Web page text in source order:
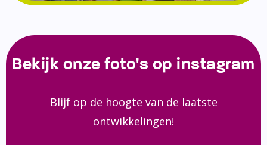
Bekijk onze foto's op instagram
Blijf op de hoogte van de laatste
ontwikkelingen!